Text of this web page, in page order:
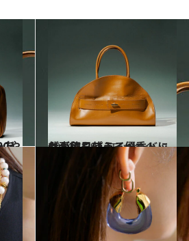
2024.5.29
仕事にもプライベートにも。毎日使える優秀バッグが欲しい！
コミック ＆ エッセイ